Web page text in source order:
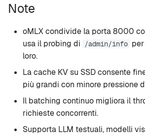
Note
oMLX condivide la porta 8000
usa il probing di
/admin/info
loro.
La cache KV su SSD consente
più grandi con minore pressione
Il batching continuo migliora il
richieste concorrenti.
Supporta LLM testuali, modelli